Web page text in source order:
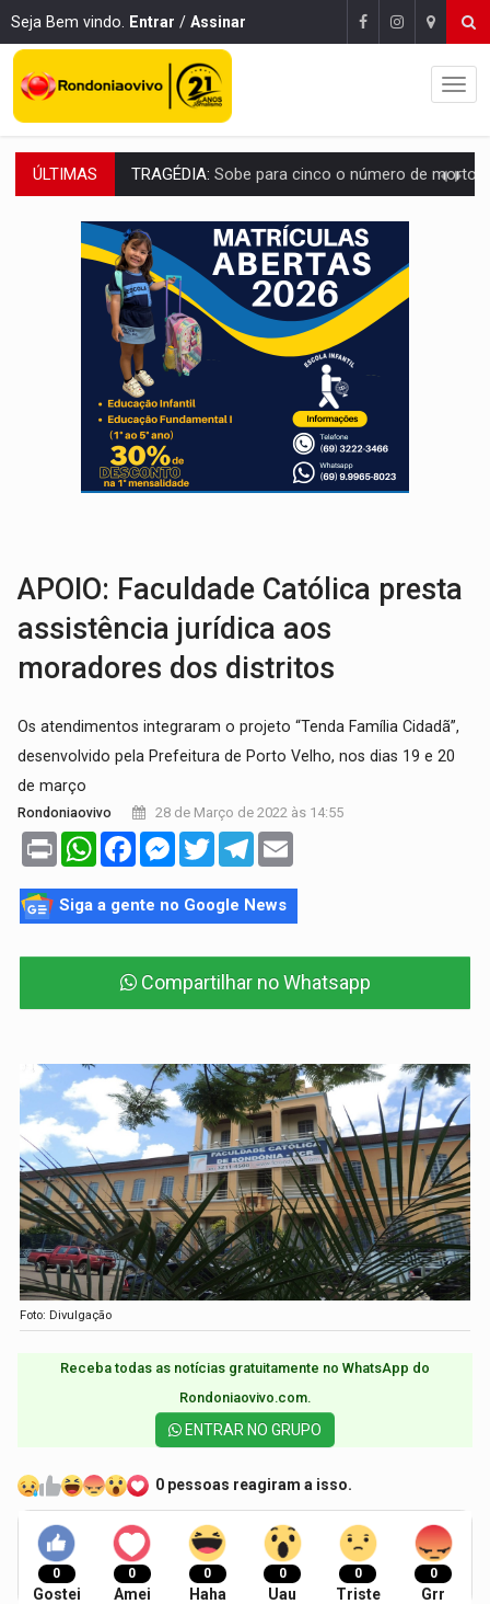
Seja Bem vindo. Entrar / Assinar
ÚLTIMAS TRANSPORTE DE ARROZ:MPF assegura cumprimento da legislação sobre transporte
DEEPFAKE:Sancionada lei contra violência sexual infantil na
COLEGIADO:Brasil e Rússia discutem energia nuclear, defesa e
URGENTE:Colisão entre caminhão e carro deixa quatro mortos e um em
ENCONTRO: Amazônia Negra ganha projeção nacional com participação de
PREVISÃO: Porto Velho tem chances de chuvas isoladas nesta
SINDICATOS UNIDOS: Assembleia Geral delibera greve da educação
PROCESSO SELETIVO: Rondoniaovivo abre oficina de Comunicação com
APOIO: Faculdade Católica presta
assistência jurídica aos
moradores dos distritos
Os atendimentos integraram o projeto “Tenda Família Cidadã”,
desenvolvido pela Prefeitura de Porto Velho, nos dias 19 e 20
de março
Rondoniaovivo 28 de Março de 2022 às 14:55
Print WhatsAppFacebookMessenger
TwitterTelegram
Siga a gente no Google News
Compartilhar no Whatsapp
Foto: Divulgação
Receba todas as notícias gratuitamente no WhatsApp do
Rondoniaovivo.com.​
ENTRAR NO GRUPO
0 pessoas reagiram a isso.
0
Gostei
0
Amei
0
Haha
0
Uau
0
Triste
0
Grr